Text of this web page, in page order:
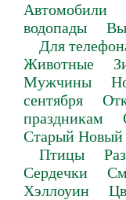
Автомобили
водопады
Для
Животные
Мужчины
сентября
праздникам
Старый Новый
Птицы
Сердечки
Хэллоуин